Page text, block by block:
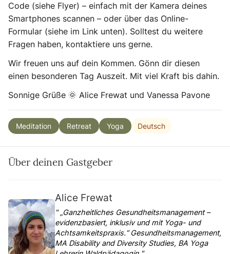
Code (siehe Flyer) – einfach mit der Kamera deines
Smartphones scannen – oder über das Online-
Formular (siehe im Link unten). Solltest du weitere
Fragen haben, kontaktiere uns gerne.
Wir freuen uns auf dein Kommen. Gönn dir diesen
einen besonderen Tag Auszeit. Mit viel Kraft bis dahin.
Sonnige Grüße 🌞 Alice Frewat und Vanessa Pavone
Meditation Retreat Yoga Deutsch
Über deinen Gastgeber
Alice Frewat
" „Ganzheitliches Gesundheitsmanagement –
evidenzbasiert, inklusiv und mit Yoga- und
Achtsamkeitspraxis.“ Gesundheitsmanagement,
MA Disability and Diversity Studies, BA Yoga